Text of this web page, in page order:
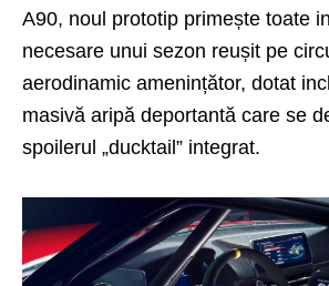
A90, noul prototip primește toate
necesare unui sezon reușit pe
aerodinamic amenințător, dotat
masivă aripă deportantă care se
spoilerul „ducktail” integrat.